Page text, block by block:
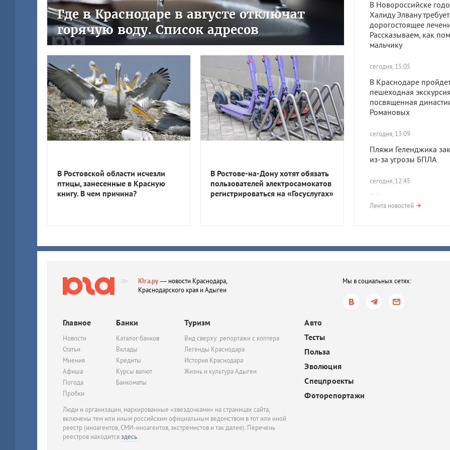
В Новороссийске
Халиду Элвану
дорогостоящее
Рассказываем, как
мальчику
сегодня, 15:05
В Краснодаре
пешеходная
посвященная
Романовых
сегодня, 13:09
Пляжи Геленджика
из-за угрозы БПЛА
сегодня, 12:45
В Краснодаре
сирены из-за атаки
В Краснодаре
«Электрический
вчера, 19:06
Лента новостей
Где в Краснодаре в августе отключат
горячую воду. Список адресов
В Ростовской области исчезли
птицы, занесенные в Красную
книгу. В чем причина?
В Ростове-на-Дону хотят обязать
пользователей электросамокатов
регистрироваться на «Госуслугах»
18+ Юга.ру— новости Краснодара,
Краснодарского края и Адыгеи
Мы в социальных сетях:
Главное
Новости
Статьи
Мнения
Афиша
Погода
Пробки
Банки
Каталог банков
Вклады
Кредиты
Курсы валют
Банкоматы
Туризм
Вид сверху: репортажи с коптера
Легенды Краснодара
История Краснодара
Жизнь и культура Адыгеи
Авто
Тесты
Польза
Эволюция
Спецпроекты
Фоторепортажи
Люди и организации, маркированные «звездочками» на страницах сайта,
включены тем или иным российским официальным ведомством в тот или иной
реестр (иноагентов, СМИ-иноагентов, экстремистов и так далее). Перечень
реестров находитсяздесь.